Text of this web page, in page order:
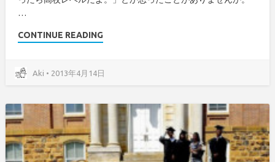
…
CONTINUE READING
Aki • 2013年4月14日